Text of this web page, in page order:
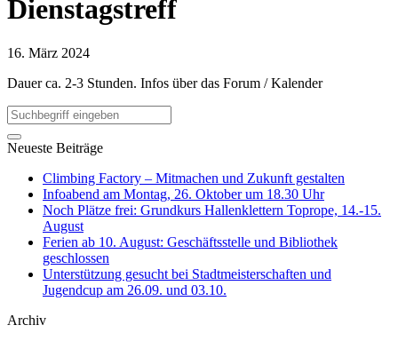
Dienstagstreff
16. März 2024
Dauer ca. 2-3 Stunden. Infos über das Forum / Kalender
Neueste Beiträge
Climbing Factory – Mitmachen und Zukunft gestalten
Infoabend am Montag, 26. Oktober um 18.30 Uhr
Noch Plätze frei: Grundkurs Hallenklettern Toprope, 14.-15.
August
Ferien ab 10. August: Geschäftsstelle und Bibliothek
geschlossen
Unterstützung gesucht bei Stadtmeisterschaften und
Jugendcup am 26.09. und 03.10.
Archiv